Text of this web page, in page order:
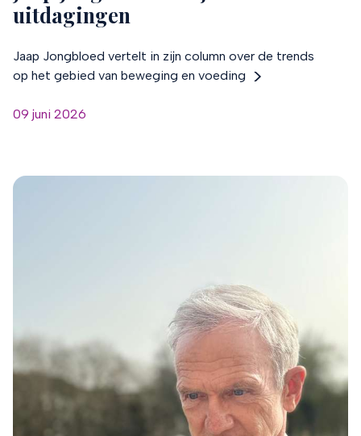
uitdagingen
Jaap Jongbloed vertelt in zijn column over de trends
op het gebied van beweging en voeding
09 juni 2026